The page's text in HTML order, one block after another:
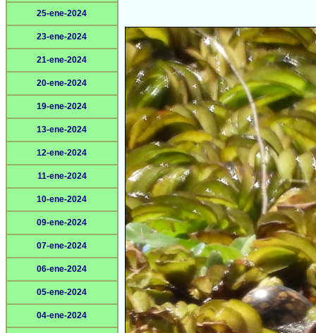
25-ene-2024
23-ene-2024
21-ene-2024
20-ene-2024
19-ene-2024
13-ene-2024
12-ene-2024
11-ene-2024
10-ene-2024
09-ene-2024
07-ene-2024
06-ene-2024
05-ene-2024
04-ene-2024